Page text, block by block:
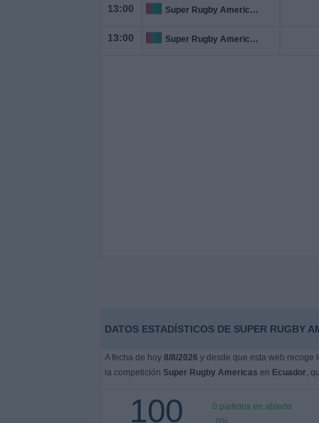
13:00 Super Rugby Americas
13:00 Super Rugby Americas
DATOS ESTADÍSTICOS DE SUPER RUGBY
A fecha de hoy 8/8/2026 y desde que esta web recoge
la competición Super Rugby Americas en Ecuador,
100
0 partidos en abierto